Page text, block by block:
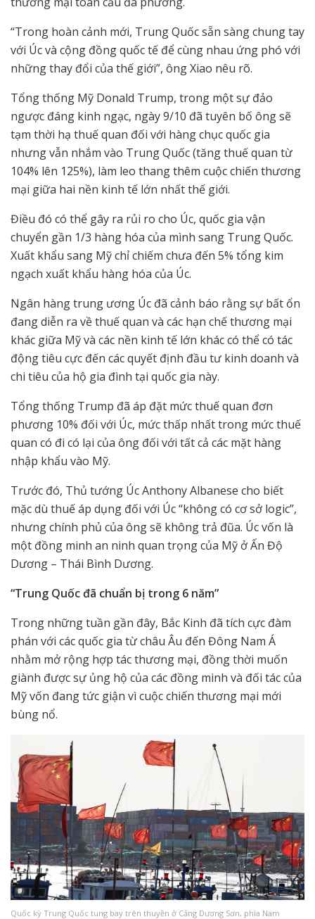
“Trong hoàn cảnh mới, Trung Quốc sẵn sàng chung tay
với Úc và cộng đồng quốc tế để cùng nhau ứng phó với
những thay đổi của thế giới”, ông Xiao nêu rõ.
Tổng thống Mỹ Donald Trump, trong một sự đảo
ngược đáng kinh ngạc, ngày 9/10 đã tuyên bố ông sẽ
tạm thời hạ thuế quan đối với hàng chục quốc gia
nhưng vẫn nhắm vào Trung Quốc (tăng thuế quan từ
104% lên 125%), làm leo thang thêm cuộc chiến thương
mại giữa hai nền kinh tế lớn nhất thế giới.
Điều đó có thể gây ra rủi ro cho Úc, quốc gia vận
chuyển gần 1/3 hàng hóa của mình sang Trung Quốc.
Xuất khẩu sang Mỹ chỉ chiếm chưa đến 5% tổng kim
ngạch xuất khẩu hàng hóa của Úc.
Ngân hàng trung ương Úc đã cảnh báo rằng sự bất ổn
đang diễn ra về thuế quan và các hạn chế thương mại
khác giữa Mỹ và các nền kinh tế lớn khác có thể có tác
động tiêu cực đến các quyết định đầu tư kinh doanh và
chi tiêu của hộ gia đình tại quốc gia này.
Tổng thống Trump đã áp đặt mức thuế quan đơn
phương 10% đối với Úc, mức thấp nhất trong mức thuế
quan có đi có lại của ông đối với tất cả các mặt hàng
nhập khẩu vào Mỹ.
Trước đó, Thủ tướng Úc Anthony Albanese cho biết
mặc dù thuế áp dụng đối với Úc “không có cơ sở logic”,
nhưng chính phủ của ông sẽ không trả đũa. Úc vốn là
một đồng minh an ninh quan trọng của Mỹ ở Ấn Độ
Dương – Thái Bình Dương.
“Trung Quốc đã chuẩn bị trong 6 năm”
Trong những tuần gần đây, Bắc Kinh đã tích cực đàm
phán với các quốc gia từ châu Âu đến Đông Nam Á
nhằm mở rộng hợp tác thương mại, đồng thời muốn
giành được sự ủng hộ của các đồng minh và đối tác của
Mỹ vốn đang tức giận vì cuộc chiến thương mại mới
bùng nổ.
Quốc kỳ Trung Quốc tung bay trên thuyền ở Cảng Dương Sơn, phía Nam